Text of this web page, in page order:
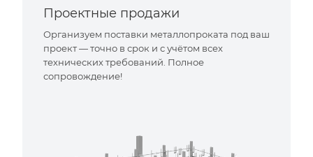
Проектные продажи
Организуем поставки металлопроката под ваш
проект — точно в срок и с учётом всех
технических требований. Полное
сопровождение!